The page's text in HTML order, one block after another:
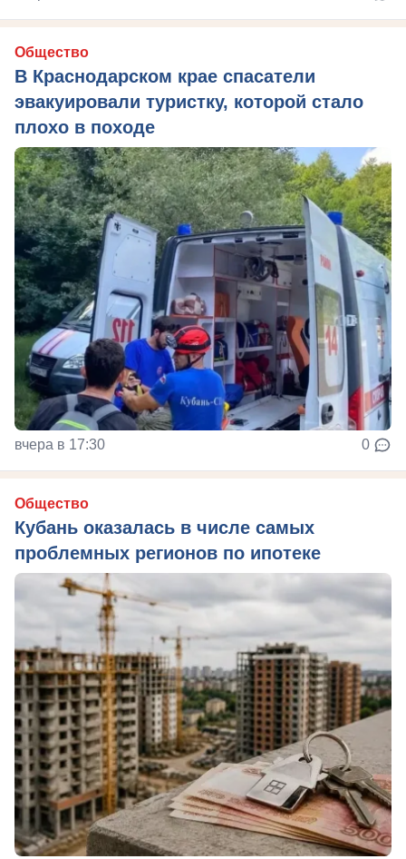
Общество
В Краснодарском крае спасатели
эвакуировали туристку, которой стало
плохо в походе
вчера в 17:30 0
Общество
Кубань оказалась в числе самых
проблемных регионов по ипотеке